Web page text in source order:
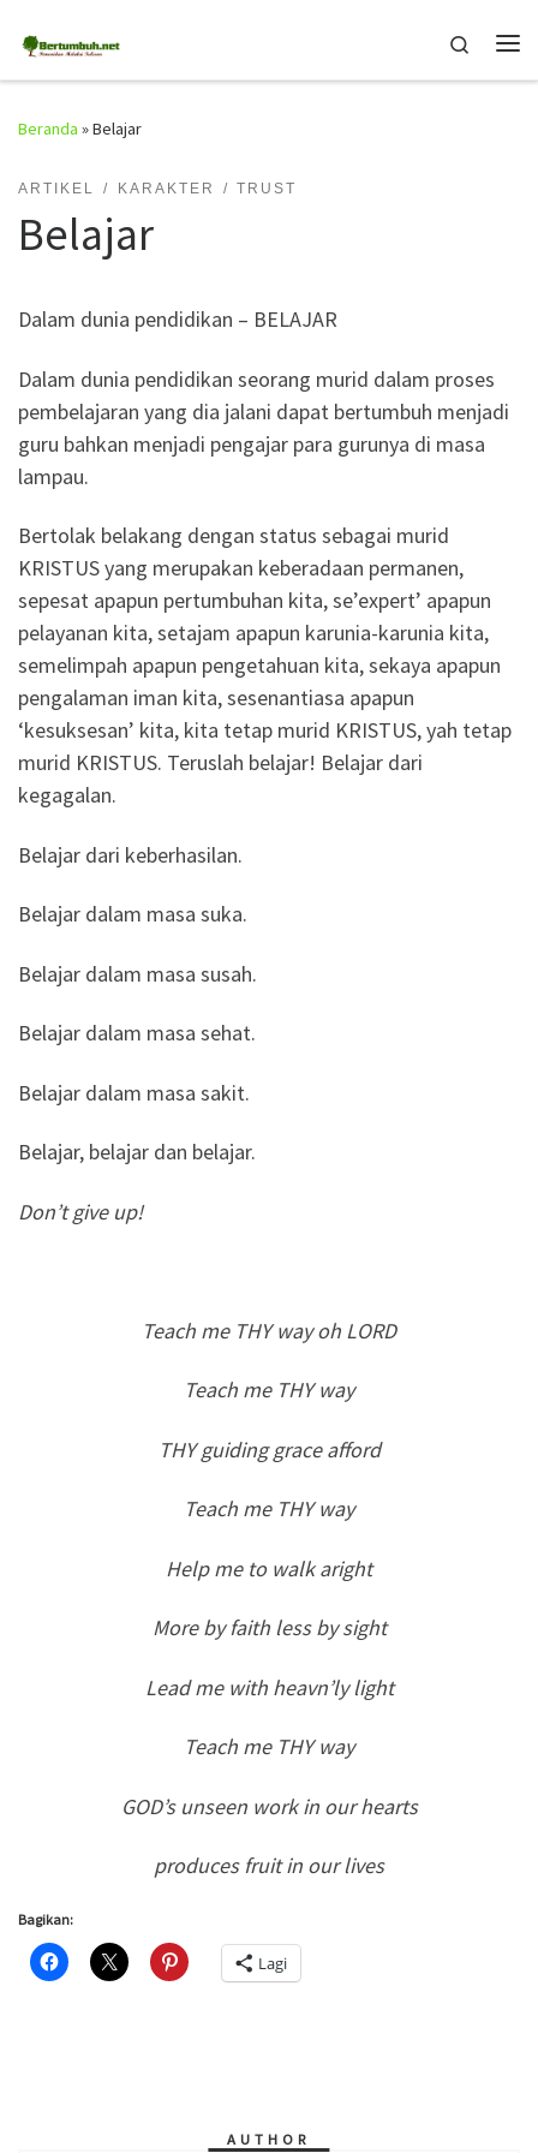
Skip to content
Search
Beranda »Belajar
ARTIKEL KARAKTER TRUST
Belajar
Dalam dunia pendidikan – BELAJAR
Dalam dunia pendidikan seorang murid dalam proses
pembelajaran yang dia jalani dapat bertumbuh menjadi
guru bahkan menjadi pengajar para gurunya di masa
lampau.
Bertolak belakang dengan status sebagai murid
KRISTUS yang merupakan keberadaan permanen,
sepesat apapun pertumbuhan kita, se’expert’ apapun
pelayanan kita, setajam apapun karunia-karunia kita,
semelimpah apapun pengetahuan kita, sekaya apapun
pengalaman iman kita, sesenantiasa apapun
‘kesuksesan’ kita, kita tetap murid KRISTUS, yah tetap
murid KRISTUS. Teruslah belajar! Belajar dari
kegagalan.
Belajar dari keberhasilan.
Belajar dalam masa suka.
Belajar dalam masa susah.
Belajar dalam masa sehat.
Belajar dalam masa sakit.
Belajar, belajar dan belajar.
Don’t give up!
Teach me THY way oh LORD
Teach me THY way
THY guiding grace afford
Teach me THY way
Help me to walk aright
More by faith less by sight
Lead me with heavn’ly light
Teach me THY way
GOD’s unseen work in our hearts
produces fruit in our lives
Bagikan:
Lagi
AUTHOR